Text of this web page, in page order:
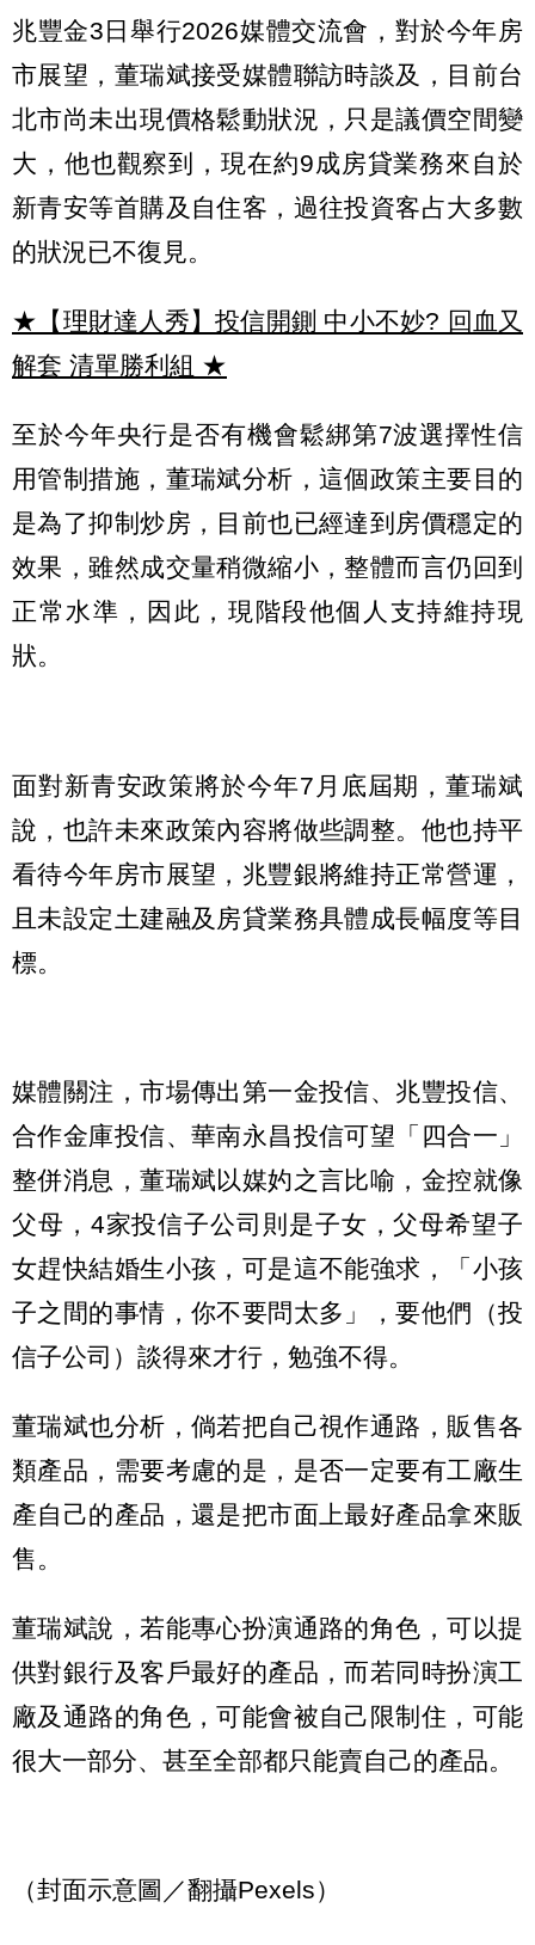
兆豐金3日舉行2026媒體交流會，對於今年房
市展望，董瑞斌接受媒體聯訪時談及，目前台
北市尚未出現價格鬆動狀況，只是議價空間變
大，他也觀察到，現在約9成房貸業務來自於
新青安等首購及自住客，過往投資客占大多數
的狀況已不復見。
★【理財達人秀】投信開鍘 中小不妙? 回血又
解套 清單勝利組 ★
至於今年央行是否有機會鬆綁第7波選擇性信
用管制措施，董瑞斌分析，這個政策主要目的
是為了抑制炒房，目前也已經達到房價穩定的
效果，雖然成交量稍微縮小，整體而言仍回到
正常水準，因此，現階段他個人支持維持現
狀。
面對新青安政策將於今年7月底屆期，董瑞斌
說，也許未來政策內容將做些調整。他也持平
看待今年房市展望，兆豐銀將維持正常營運，
且未設定土建融及房貸業務具體成長幅度等目
標。
媒體關注，市場傳出第一金投信、兆豐投信、
合作金庫投信、華南永昌投信可望「四合一」
整併消息，董瑞斌以媒妁之言比喻，金控就像
父母，4家投信子公司則是子女，父母希望子
女趕快結婚生小孩，可是這不能強求，「小孩
子之間的事情，你不要問太多」，要他們（投
信子公司）談得來才行，勉強不得。
董瑞斌也分析，倘若把自己視作通路，販售各
類產品，需要考慮的是，是否一定要有工廠生
產自己的產品，還是把市面上最好產品拿來販
售。
董瑞斌說，若能專心扮演通路的角色，可以提
供對銀行及客戶最好的產品，而若同時扮演工
廠及通路的角色，可能會被自己限制住，可能
很大一部分、甚至全部都只能賣自己的產品。
（封面示意圖／翻攝Pexels）